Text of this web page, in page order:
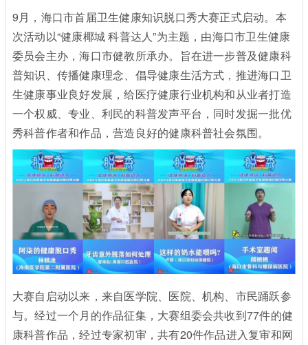
9月，海口市首届卫生健康知识脱口秀大赛正式启动。本
次活动以“健康椰城 科普达人”为主题，由海口市卫生健康
委员会主办，海口市健教所承办。旨在进一步普及健康科
普知识、传播健康理念、倡导健康生活方式，推进海口卫
生健康事业良好发展，给医疗健康行业机构和从业者打造
一个权威、专业、利民的科普发声平台，同时发掘一批优
秀科普作者和作品，营造良好的健康科普社会氛围。
大赛自启动以来，来自医学院、医院、机构、市民踊跃参
与。经过一个月的作品征集，大赛组委会共收到77件的健
康科普作品，经过专家初审，共有20件作品进入复审和网